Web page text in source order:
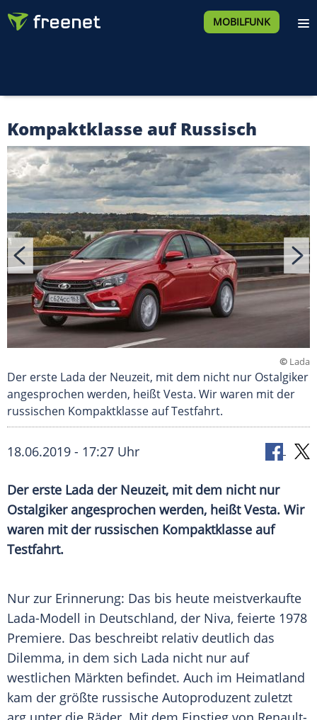
MOBILFUNK
Kompaktklasse auf Russisch
© Lada
Der erste Lada der Neuzeit, mit dem nicht nur Ostalgiker
angesprochen werden, heißt Vesta. Wir waren mit der
russischen Kompaktklasse auf Testfahrt.
18.06.2019 - 17:27 Uhr
Der erste Lada der Neuzeit, mit dem nicht nur
Ostalgiker angesprochen werden, heißt Vesta. Wir
waren mit der russischen Kompaktklasse auf
Testfahrt.
Nur zur Erinnerung: Das bis heute meistverkaufte
Lada-Modell in Deutschland, der Niva, feierte 1978
Premiere. Das beschreibt relativ deutlich das
Dilemma, in dem sich Lada nicht nur auf
westlichen Märkten befindet. Auch im Heimatland
kam der größte russische Autoproduzent zuletzt